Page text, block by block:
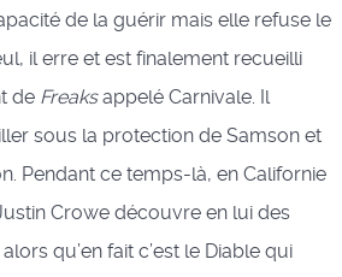
de la guérir mais elle refuse le
il erre et est finalement recueilli
de Freaksappelé Carnivale. Il
sous la protection de Samson et
Pendant ce temps-là, en Californie
Crowe découvre en lui des
qu’en fait c’est le Diable qui